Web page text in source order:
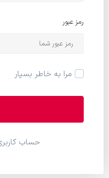
رمز عبور
مرا به خاطر بسپار
حساب